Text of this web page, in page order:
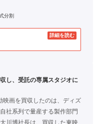
分割
詳細を読む
し、受託の専属スタジオに
映画を買収したのは、ディズ
社系列で量産する製作部門